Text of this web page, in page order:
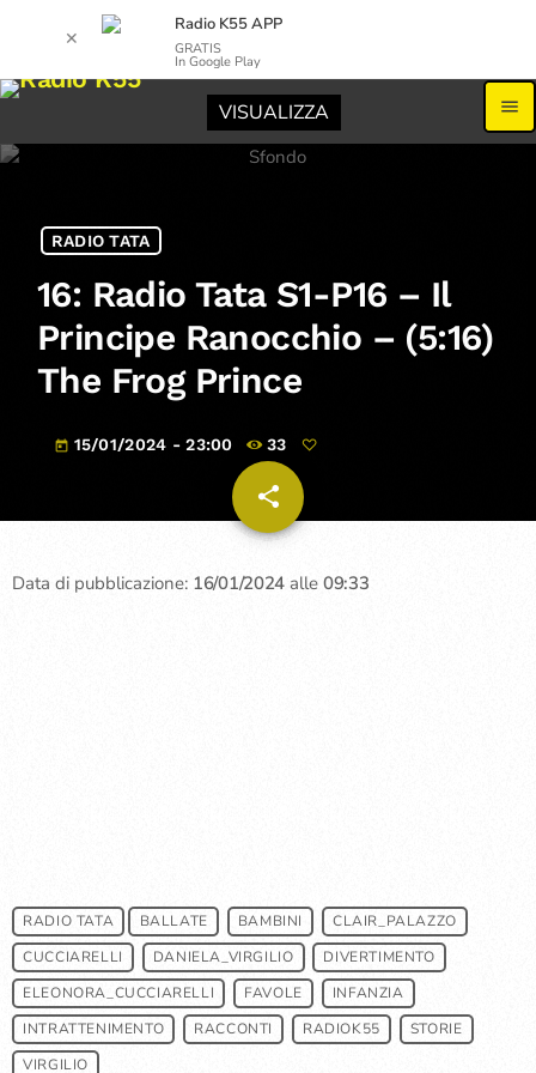
menu
RADIO TATA
16: Radio Tata S1-P16 – Il
Principe Ranocchio – (5:16)
The Frog Prince
today 15/01/2024 - 23:00 33
share
email
Data di pubblicazione: 16/01/2024 alle 09:33
RADIO TATA BALLATE BAMBINI
CLAIR_PALAZZO
CUCCIARELLI
DANIELA_VIRGILIO
DIVERTIMENTO
ELEONORA_CUCCIARELLI
FAVOLE
INFANZIA
INTRATTENIMENTO
RACCONTI RADIOK55
STORIE
VIRGILIO
✕
Radio K55 APP
GRATIS
In Google Play
VISUALIZZA